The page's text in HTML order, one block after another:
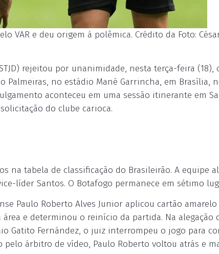
VAR e deu origem à polêmica. Crédito da Foto:
rejeitou por unanimidade, nesta terça-feira (18),
no estádio Mané Garrincha, em Brasília,
aconteceu em uma sessão itinerante em
do clube carioca.
na tabela de classificação do Brasileirão. A equipe
líder Santos. O Botafogo permanece em sétimo
Paulo Roberto Alves Junior aplicou cartão amarelo
e determinou o reinício da partida. Na alegação
Gatito Fernández, o juiz interrompeu o jogo para
árbitro de vídeo, Paulo Roberto voltou atrás e